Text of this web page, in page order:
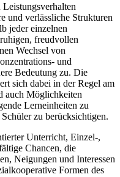
und verlässliche Strukturen
jeder einzelnen
freudvollen
Wechsel von
und
Bedeutung zu. Die
sich dabei in der Regel am
auch Möglichkeiten
Lerneinheiten zu
zu berücksichtigen.
Unterricht, Einzel-,
Chancen, die
Neigungen und Interessen
Formen des